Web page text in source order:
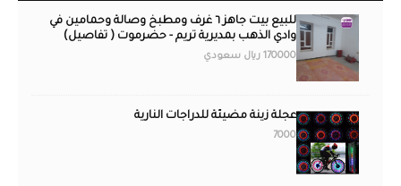
للبيع بيت جاهز ٦ غرف ومطبخ وصالة وحمامين في
وادي الذهب بمديرية تريم - حضرموت ( تفاصيل)
170000 ريال سعودي
عجلة زينة مضيئة للدراجات النارية
7000